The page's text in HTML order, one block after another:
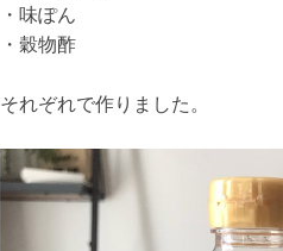
・味ぽん
・穀物酢
それぞれで作りました。